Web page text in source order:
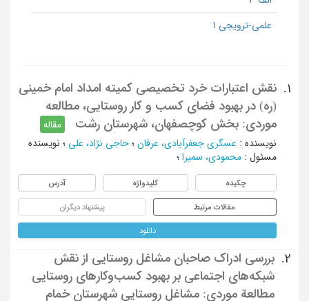
علمی-ترویجی 1
1.
نقش اعتبارات خرد تخصیصی کمیته امداد امام خمینی
(ره) در بهبود فضای کسب و کار روستایی، مطالعه
موردی: بخش کوچصفهان، شهرستان رشت
مقاله
نویسنده : عسگری جعفرآبادی، عرفان ؛ حاجی نژاد، علی ؛ نویسنده
مسئول : محمودی، سمیرا ؛
چکیده کلیدواژه آدرس
مقالات مرتبط پیشنهاد دیگران
دانلود
2.
بررسی ادراک صاحبان مشاغل روستایی از نقش
شبکه‌های اجتماعی بر بهبود کسب‌وکارهای روستایی
مطالعة موردی: مشاغل روستایی شهرستان خمام